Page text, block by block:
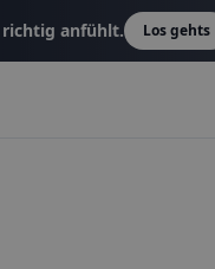
richtig anfühlt. Los gehts